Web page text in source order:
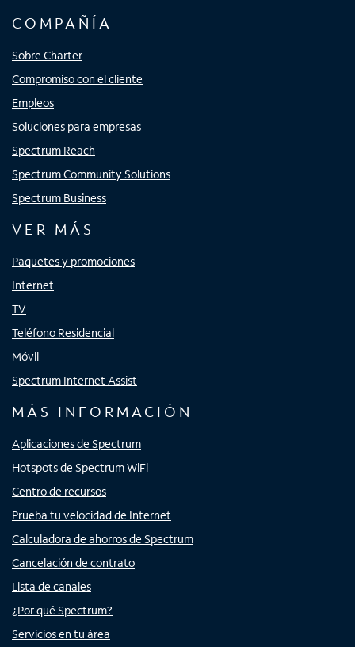
COMPAÑÍA
Sobre Charter
Compromiso con el cliente
Empleos
Soluciones para empresas
Spectrum Reach
Spectrum Community Solutions
Spectrum Business
VER MÁS
Paquetes y promociones
Internet
TV
Teléfono Residencial
Móvil
Spectrum Internet Assist
MÁS INFORMACIÓN
Aplicaciones de Spectrum
Hotspots de Spectrum WiFi
Centro de recursos
Prueba tu velocidad de Internet
Calculadora de ahorros de Spectrum
Cancelación de contrato
Lista de canales
¿Por qué Spectrum?
Servicios en tu área